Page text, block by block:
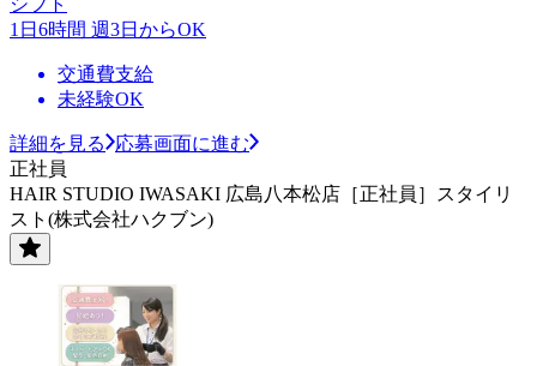
1日6時間 週3日からOK
交通費支給
未経験OK
詳細を見る
応募画面に進む
正社員
HAIR STUDIO IWASAKI 広島八本松店［正社員］スタイリ
スト(株式会社ハクブン)